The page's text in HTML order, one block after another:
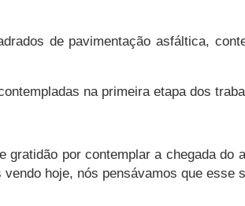
de pavimentação asfáltica,
na primeira etapa dos
por contemplar a chegada do
hoje, nós pensávamos que esse